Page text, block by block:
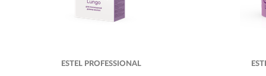
ESTEL PROFESSIONAL